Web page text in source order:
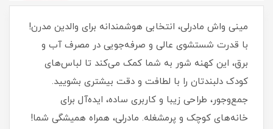
مینی واش مادرلی، انتخابی هوشمندانه برای والدین مدرن!
با قدرت شستشوی عالی و صرفه‌جویی در مصرف آب و
برق، این کهنه شور به شما کمک می‌کند تا لباس‌های
کودک دلبندتان را با لطافت و دقت بیشتری بشویید.
جمع‌وجور، طراحی زیبا و کاربری ساده، ایده‌آل برای
خانه‌های کوچک و پرمشغله. مادرلی، همراه همیشگی شما!